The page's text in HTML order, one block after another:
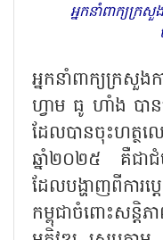
អ្នកនាំពាក្យក្
អ្នកនាំពាក្យក្រសួ
ហ្វាម ធូ ហាំង បា
ដែលបានចុះហត្
ឆ្នាំ២០២៥ គឺជា
ដែលបង្ហាញពីការ
កម្ពុជាចំពោះសន្តិ